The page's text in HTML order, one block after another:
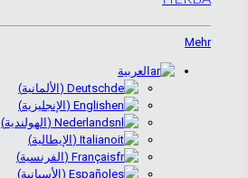
Mehr
العربية
Deutsch
(الألمانية)
English
(الإنجليزية)
Nederlands
(الهولندية)
Italiano
(الإيطالية)
Français
(الفرنسية)
Español
(الأسبانية)